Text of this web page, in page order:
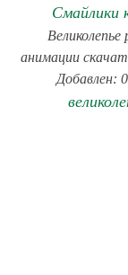
Смайлики
анимации
Добавлен: